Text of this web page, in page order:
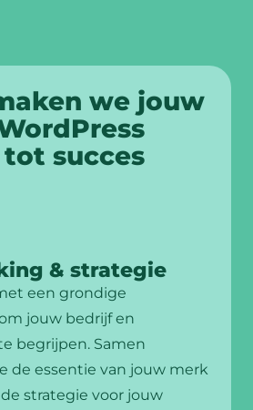
we jouw
succes
& strategie
een grondige
jouw bedrijf en
begrijpen. Samen
de essentie van jouw merk
strategie voor jouw